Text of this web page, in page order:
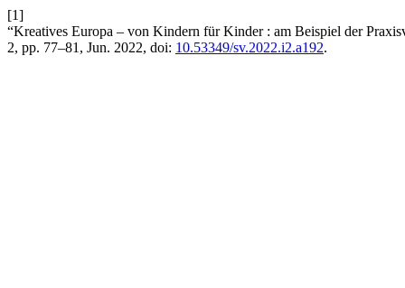
[1]
“Kreatives Europa – von Kindern für Kinder : am Beispiel der
2, pp. 77–81, Jun. 2022, doi: 10.53349/sv.2022.i2.a192.